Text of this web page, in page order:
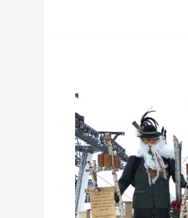
ZILLERTAL
TU
JEDNE
Z
NARCIARSKICH
WAKACJI
TO